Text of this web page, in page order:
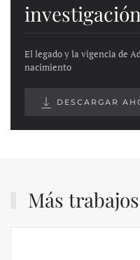
investigación
El legado y la vigencia de
nacimiento
DESCARGAR
Más